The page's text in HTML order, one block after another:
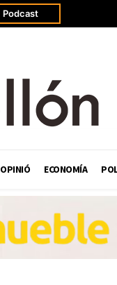
Podcast
OPINIÓ ECONOMÍA